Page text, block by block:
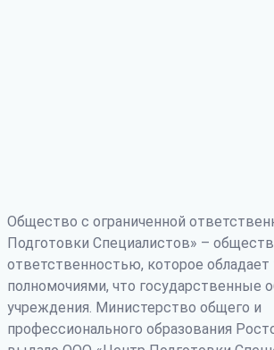
Общество с ограниченной
Подготовки Специалистов» –
ответственностью, которое
полномочиями, что государственные
учреждения. Министерство общего и
профессионального образования